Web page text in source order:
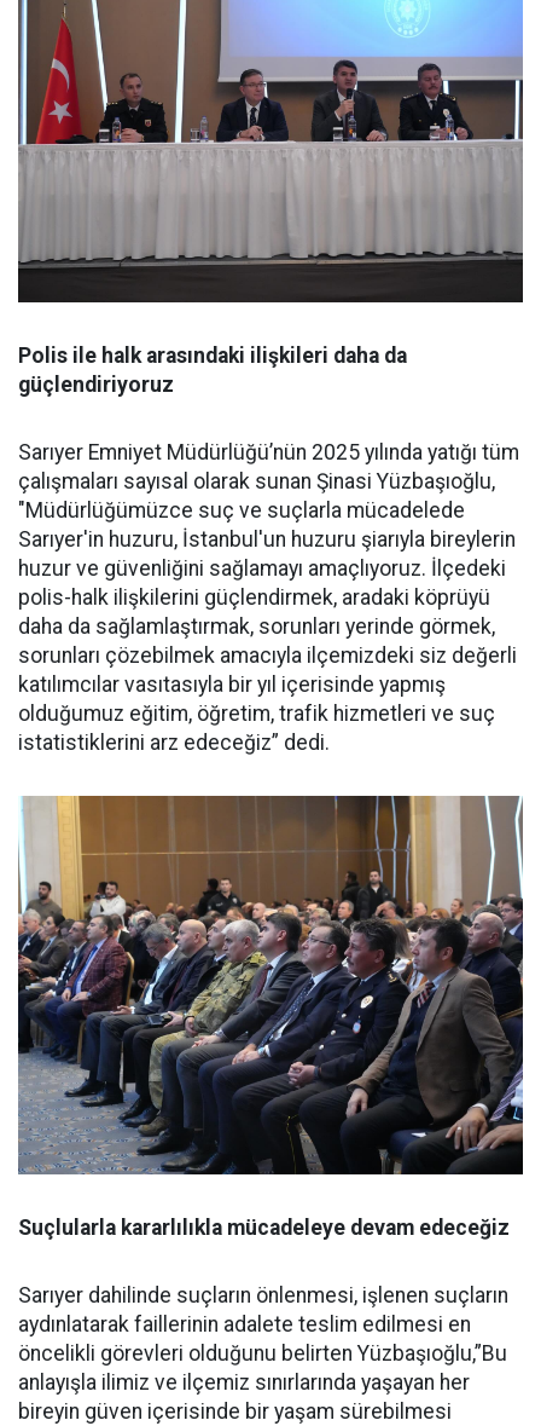
Polis ile halk arasındaki ilişkileri daha da
güçlendiriyoruz
Sarıyer Emniyet Müdürlüğü’nün 2025 yılında yatığı tüm
çalışmaları sayısal olarak sunan Şinasi Yüzbaşıoğlu,
"Müdürlüğümüzce suç ve suçlarla mücadelede
Sarıyer'in huzuru, İstanbul'un huzuru şiarıyla bireylerin
huzur ve güvenliğini sağlamayı amaçlıyoruz. İlçedeki
polis-halk ilişkilerini güçlendirmek, aradaki köprüyü
daha da sağlamlaştırmak, sorunları yerinde görmek,
sorunları çözebilmek amacıyla ilçemizdeki siz değerli
katılımcılar vasıtasıyla bir yıl içerisinde yapmış
olduğumuz eğitim, öğretim, trafik hizmetleri ve suç
istatistiklerini arz edeceğiz” dedi.
Suçlularla kararlılıkla mücadeleye devam edeceğiz
Sarıyer dahilinde suçların önlenmesi, işlenen suçların
aydınlatarak faillerinin adalete teslim edilmesi en
öncelikli görevleri olduğunu belirten Yüzbaşıoğlu,”Bu
anlayışla ilimiz ve ilçemiz sınırlarında yaşayan her
bireyin güven içerisinde bir yaşam sürebilmesi